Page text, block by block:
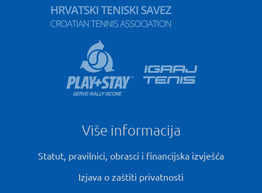
Više informacija
Statut, pravilnici, obrasci i financijska izvješća
Izjava o zaštiti privatnosti